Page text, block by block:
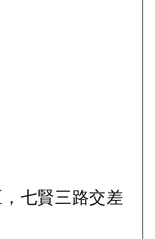
七賢三路交差